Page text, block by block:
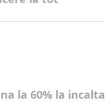
la 60% la